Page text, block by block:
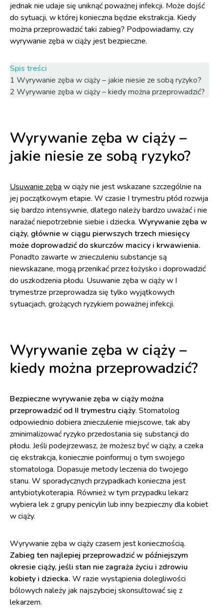
jednak nie udaje się uniknąć poważnej infekcji. Może dojść
do sytuacji, w której konieczna będzie ekstrakcja. Kiedy
można przeprowadzić taki zabieg? Podpowiadamy, czy
wyrywanie zęba w ciąży jest bezpieczne.
Spis treści
1 Wyrywanie zęba w ciąży – jakie niesie ze sobą ryzyko?
2 Wyrywanie zęba w ciąży – kiedy można przeprowadzić?
Wyrywanie zęba w ciąży –
jakie niesie ze sobą ryzyko?
Usuwanie zęba w ciąży nie jest wskazane szczególnie na
jej początkowym etapie. W czasie I trymestru płód rozwija
się bardzo intensywnie, dlatego należy bardzo uważać i nie
narażać niepotrzebnie siebie i dziecka. Wyrywanie zęba w
ciąży, głównie w ciągu pierwszych trzech miesięcy
może doprowadzić do skurczów macicy i krwawienia.
Ponadto zawarte w znieczuleniu substancje są
niewskazane, mogą przenikać przez łożysko i doprowadzić
do uszkodzenia płodu. Usuwanie zęba w ciąży w I
trymestrze przeprowadza się tylko wyjątkowych
sytuacjach, grożących ryzykiem poważnej infekcji.
Wyrywanie zęba w ciąży –
kiedy można przeprowadzić?
Bezpieczne wyrywanie zęba w ciąży można
przeprowadzić od II trymestru ciąży. Stomatolog
odpowiednio dobiera znieczulenie miejscowe, tak aby
zminimalizować ryzyko przedostania się substancji do
płodu. Jeśli podejrzewasz, że możesz być w ciąży, a czeka
cię ekstrakcja, koniecznie poinformuj o tym swojego
stomatologa. Dopasuje metody leczenia do twojego
stanu. W sporadycznych przypadkach konieczna jest
antybiotykoterapia. Również w tym przypadku lekarz
wybiera lek z grupy penicylin lub inny bezpieczny dla kobiet
w ciąży.
Wyrywanie zęba w ciąży czasem jest koniecznością.
Zabieg ten najlepiej przeprowadzić w późniejszym
okresie ciąży, jeśli stan nie zagraża życiu i zdrowiu
kobiety i dziecka. W razie wystąpienia dolegliwości
bólowych należy jak najszybciej skonsultować się z
lekarzem.